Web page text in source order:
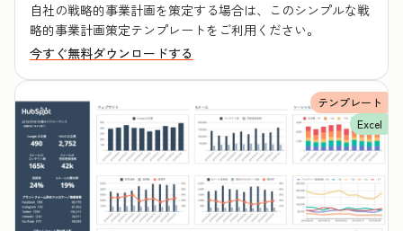
自社の戦略的事業計画を策定する場合は、このシンプルな戦
略的事業計画策定テンプレートをご利用ください。
今すぐ無料ダウンロードする
テンプレート
Excel